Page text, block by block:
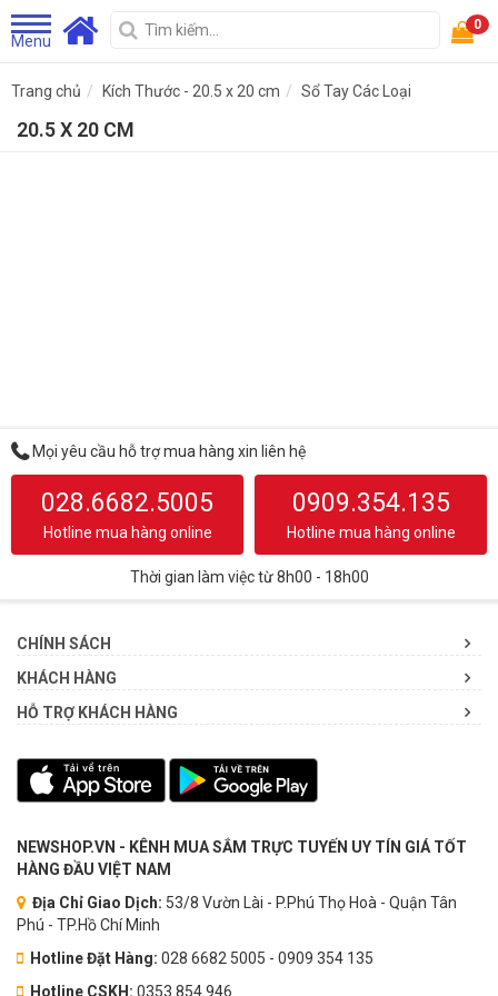
Menu
0
Trang chủ Kích Thước - 20.5 x 20 cm Sổ Tay Các Loại
20.5 X 20 CM
Mọi yêu cầu hỗ trợ mua hàng xin liên hệ
028.6682.5005
Hotline mua hàng online
0909.354.135
Hotline mua hàng online
Thời gian làm việc từ 8h00 - 18h00
CHÍNH SÁCH
KHÁCH HÀNG
HỖ TRỢ KHÁCH HÀNG
NEWSHOP.VN - KÊNH MUA SẮM TRỰC TUYẾN UY TÍN GIÁ TỐT
HÀNG ĐẦU VIỆT NAM
Địa Chỉ Giao Dịch: 53/8 Vườn Lài - P.Phú Thọ Hoà - Quận Tân
Phú - TP.Hồ Chí Minh
Hotline Đặt Hàng: 028 6682 5005 - 0909 354 135
Hotline CSKH: 0353.854.946